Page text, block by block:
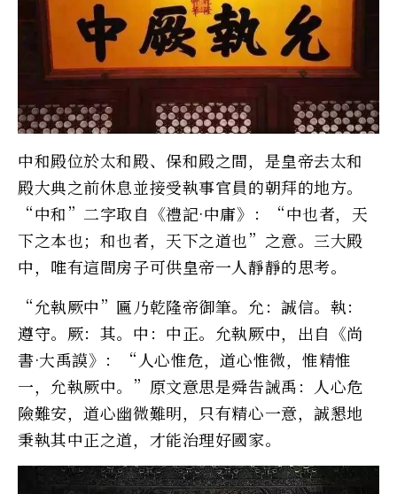
中和殿位於太和殿、保和殿之間，是皇帝去太和
殿大典之前休息並接受執事官員的朝拜的地方。
“中和”二字取自《禮記·中庸》：“中也者，天
下之本也；和也者，天下之道也”之意。三大殿
中，唯有這間房子可供皇帝一人靜靜的思考。
“允執厥中”匾乃乾隆帝御筆。允：誠信。執：
遵守。厥：其。中：中正。允執厥中，出自《尚
書·大禹謨》：“人心惟危，道心惟微，惟精惟
一，允執厥中。”原文意思是舜告誡禹：人心危
險難安，道心幽微難明，只有精心一意，誠懇地
秉執其中正之道，才能治理好國家。